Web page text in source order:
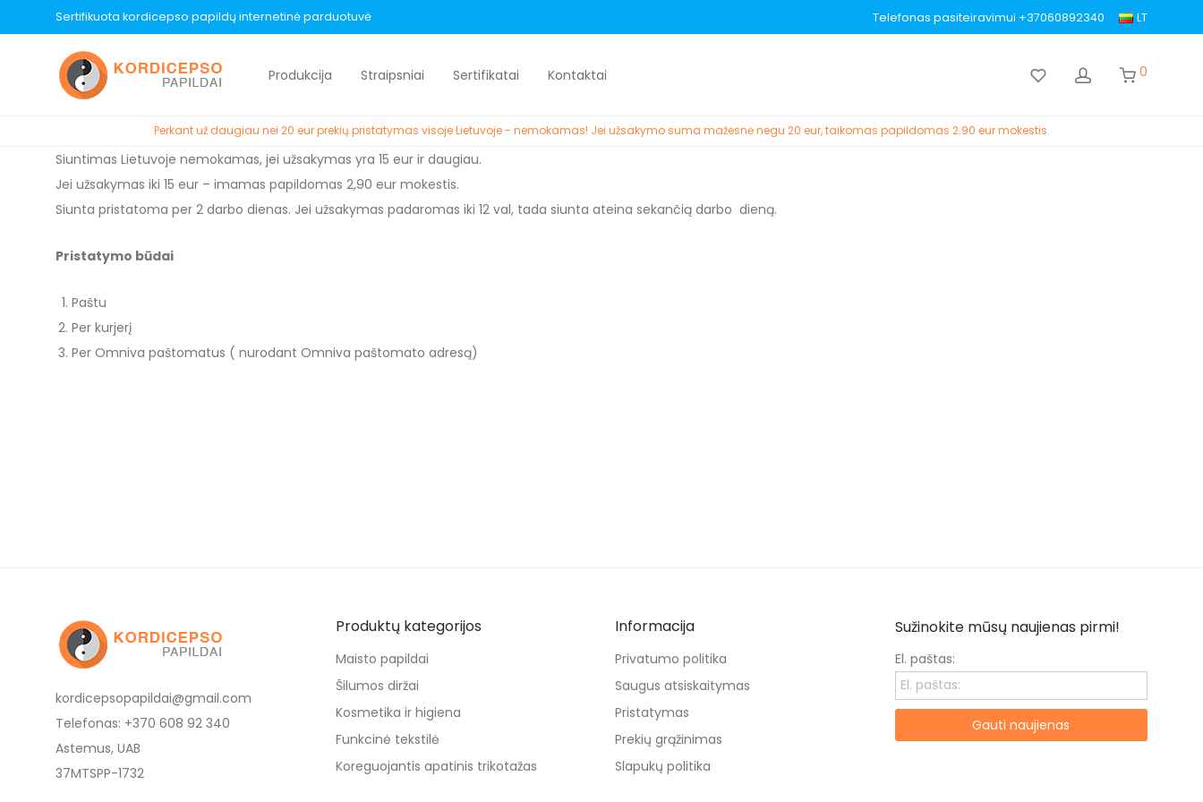
Sertifikuota kordicepso papildų internetinė parduotuvė Telefonas pasiteiravimui +37060892340 LT
Produkcija Straipsniai Sertifikatai Kontaktai 0
Perkant už daugiau nei 20 eur prekių pristatymas visoje Lietuvoje - nemokamas! Jei užsakymo suma mažesnė negu 20 eur, taikomas papildomas 2.90 eur mokestis.
Siuntimas Lietuvoje nemokamas, jei užsakymas yra 15 eur ir daugiau.
Jei užsakymas iki 15 eur – imamas papildomas 2,90 eur mokestis.
Siunta pristatoma per 2 darbo dienas. Jei užsakymas padaromas iki 12 val, tada siunta ateina sekančią darbo dieną.
Pristatymo būdai
Paštu
Per kurjerį
Per Omniva paštomatus ( nurodant Omniva paštomato adresą)
kordicepsopapildai@gmail.com
Telefonas: +370 608 92 340
Astemus, UAB
37MTSPP-1732
Produktų kategorijos
Maisto papildai
Šilumos diržai
Kosmetika ir higiena
Funkcinė tekstilė
Koreguojantis apatinis trikotažas
Informacija
Privatumo politika
Saugus atsiskaitymas
Pristatymas
Prekių grąžinimas
Slapukų politika
Sužinokite mūsų naujienas pirmi!
El. paštas:
Gauti naujienas